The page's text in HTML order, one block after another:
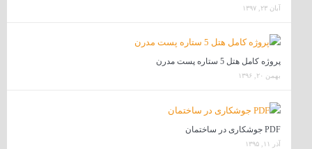
آبان ۲۳, ۱۳۹۷
پروژه کامل هتل 5 ستاره پست مدرن
بهمن ۲۰, ۱۳۹۶
PDF جوشکاری در ساختمان
آذر ۱۱, ۱۳۹۵